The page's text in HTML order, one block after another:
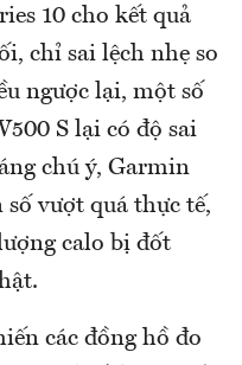
10 cho kết quả
chỉ sai lệch nhẹ so
ngược lại, một số
S lại có độ sai
chú ý, Garmin
vượt quá thực tế,
calo bị đốt
các đồng hồ đo